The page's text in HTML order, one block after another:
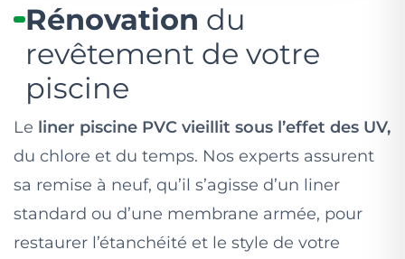
Rénovation du
revêtement de votre
piscine
Le liner piscine PVC vieillit sous l’effet des UV,
du chlore et du temps. Nos experts assurent
sa remise à neuf, qu’il s’agisse d’un liner
standard ou d’une membrane armée, pour
restaurer l’étanchéité et le style de votre